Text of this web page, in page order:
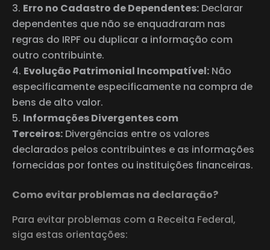
Erro no Cadastro de Dependentes: Declarar
dependentes que não se enquadraram nas
regras do IRPF ou duplicar a informação com
outro contribuinte.
Evolução Patrimonial Incompatível: Não
especificamente especificamente na compra de
bens de alto valor.
Informações Divergentes com
Terceiros: Divergências entre os valores
declarados pelos contribuintes e as informações
fornecidas por fontes ou instituições financeiras.
Como evitar problemas na declaração?
Para evitar problemas com a Receita Federal,
siga estas orientações: